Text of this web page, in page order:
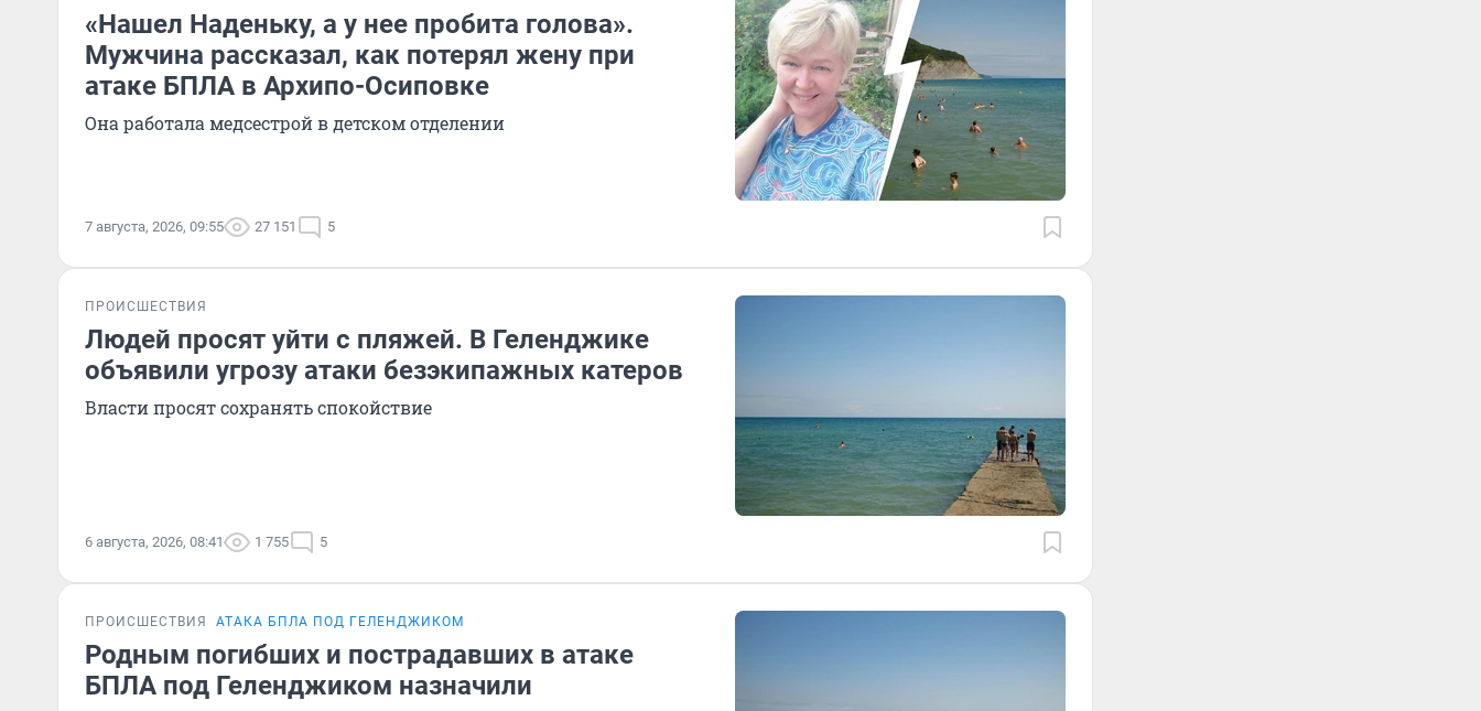
«Нашел Наденьку, а у нее пробита голова».
Мужчина рассказал, как потерял жену при
атаке БПЛА в Архипо-Осиповке
Она работала медсестрой в детском отделении
7 августа, 2026, 09:55 27 151 5
ПРОИСШЕСТВИЯ
Людей просят уйти с пляжей. В Геленджике
объявили угрозу атаки безэкипажных катеров
Власти просят сохранять спокойствие
6 августа, 2026, 08:41 1 755 5
ПРОИСШЕСТВИЯ АТАКА БПЛА ПОД ГЕЛЕНДЖИКОМ
Родным погибших и пострадавших в атаке
БПЛА под Геленджиком назначили